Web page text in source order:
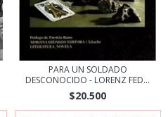
PARA UN SOLDADO
DESCONOCIDO - LORENZ FED...
$20.500